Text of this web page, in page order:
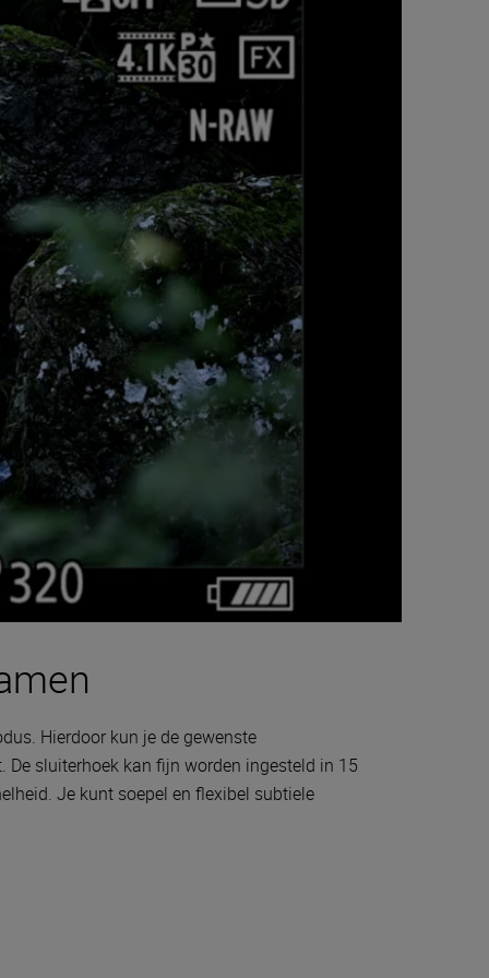
Hierdoor kun je de gewenste
sluiterhoek kan fijn worden ingesteld in 15
Je kunt soepel en flexibel subtiele